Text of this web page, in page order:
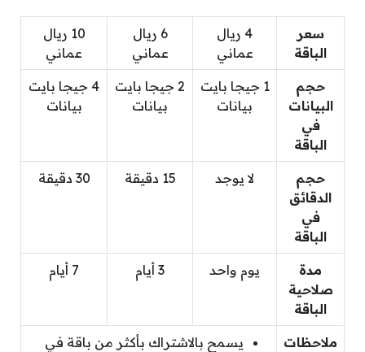
سعر
الباقة
4 ريال
عماني
6 ريال
عماني
10 ريال
عماني
حجم
البيانات
في
الباقة
1 جيجا بايت
بيانات
2 جيجا بايت
بيانات
4 جيجا بايت
بيانات
حجم
الدقائق
في
الباقة
لا يوجد 15 دقيقة 30 دقيقة
مدة
صلاحية
الباقة
يوم واحد 3 أيام 7 أيام
ملاحظات
يسمح بالاشتراك بأكثر من باقة في